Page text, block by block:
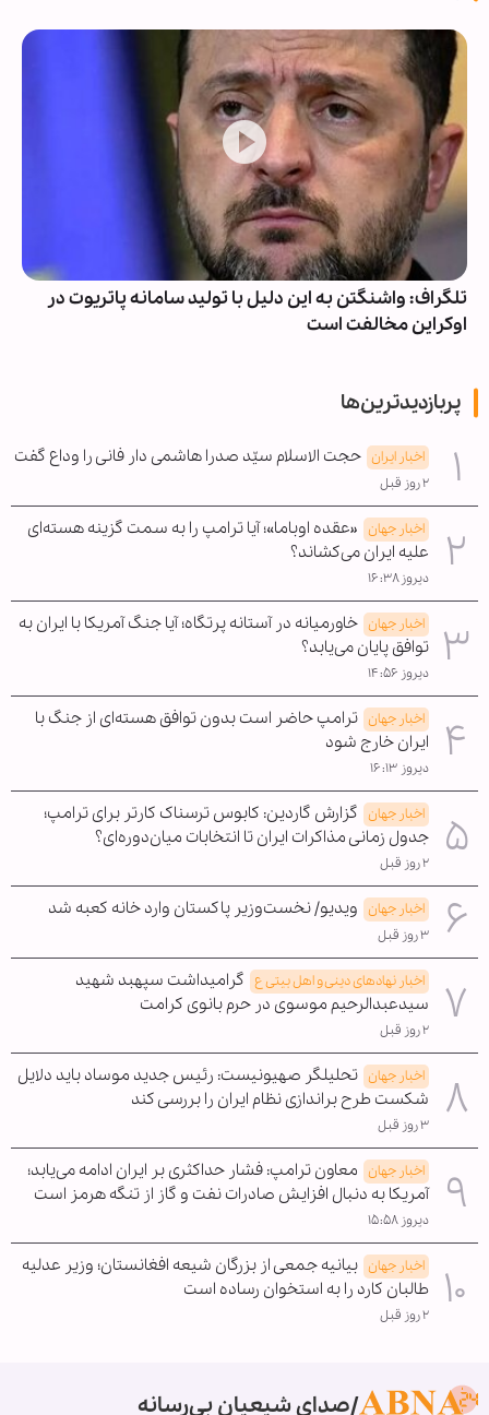
تلگراف: واشنگتن به این دلیل با تولید سامانه پاتریوت در
اوکراین مخالفت است
پربازدیدترین‌ها
اخبار ایران حجت الاسلام سیّد صدرا هاشمی دار فانی را وداع گفت
۲ روز قبل
اخبار جهان «عقده اوباما»؛ آیا ترامپ را به سمت گزینه هسته‌ای
علیه ایران می‌کشاند؟
دیروز ۱۶:۳۸
اخبار جهان خاورمیانه در آستانه پرتگاه؛ آیا جنگ آمریکا با ایران به
توافق پایان می‌یابد؟
دیروز ۱۴:۵۶
اخبار جهان ترامپ حاضر است بدون توافق هسته‌ای از جنگ با
ایران خارج شود
دیروز ۱۶:۱۳
اخبار جهان گزارش گاردین: کابوس ترسناک کارتر برای ترامپ؛
جدول زمانی مذاکرات ایران تا انتخابات میان‌دوره‌ای؟
۲ روز قبل
اخبار جهان ویدیو/ نخست‌وزیر پاکستان وارد خانه کعبه شد
۳ روز قبل
اخبار نهادهای دینی و اهل بیتی ع گرامیداشت سپهبد شهید
سیدعبدالرحیم موسوی در حرم بانوی کرامت
۲ روز قبل
اخبار جهان تحلیلگر صهیونیست: رئیس جدید موساد باید دلایل
شکست طرح براندازی نظام ایران را بررسی کند
۳ روز قبل
اخبار جهان معاون ترامپ: فشار حداکثری بر ایران ادامه می‌یابد؛
آمریکا به دنبال افزایش صادرات نفت و گاز از تنگه هرمز است
دیروز ۱۵:۵۸
اخبار جهان بیانیه جمعی از بزرگان شیعه افغانستان؛ وزیر عدلیه
طالبان کارد را به استخوان رساده است
۲ روز قبل
صدای شیعیان بی‌رسانه